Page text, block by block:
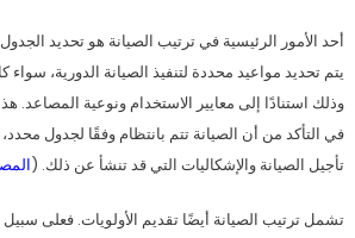
أحد الأمور الرئيسية في ترتيب الصيانة هو تحديد
يتم تحديد مواعيد محددة لتنفيذ الصيانة الدورية،
وذلك استنادًا إلى معايير الاستخدام ونوعية المصاعد.
في التأكد من أن الصيانة تتم بانتظام وفقًا لجدول
تأجيل الصيانة والإشكاليات التي قد تنشأ عن ذلك. (
تشمل ترتيب الصيانة أيضًا تقديم الأولويات. فعلى سبيل